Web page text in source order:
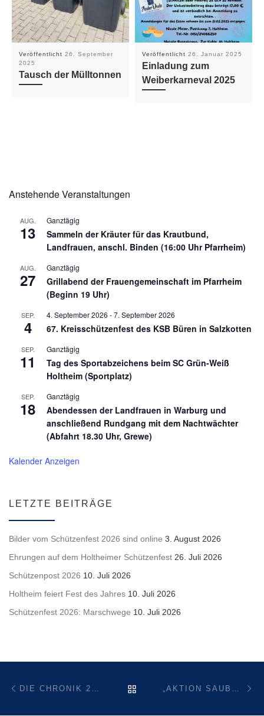
Veröffentlicht 26. September
2025
Tausch der Mülltonnen
Veröffentlicht 26. Januar 2025
Einladung zum
Weiberkarneval 2025
Anstehende Veranstaltungen
AUG.
13
Ganztägig
Sammeln der Kräuter für das Krautbund,
Landfrauen, anschl. Binden (16:00 Uhr Pfarrheim)
AUG.
27
Ganztägig
Grillabend der Frauengemeinschaft im Pfarrheim
(Beginn 19 Uhr)
SEP.
4
4. September 2026 -7. September 2026
67. Kreisschützenfest des KSB Büren in Salzkotten
SEP.
11
Ganztägig
Tag des Sportabzeichens beim SC Grün-Weiß
Holtheim (Sportplatz)
SEP.
18
Ganztägig
Abendessen der Landfrauen in Warburg und
anschließend Rundgang mit dem Nachtwächter
(Abfahrt 18.30 Uhr, Grewe)
Kalender Anzeigen
LETZTE BEITRÄGE
Bilder vom Schützenfest 2026 sind online 3. August 2026
Ehrungen auf dem Holtheimer Schützenfest 26. Juli 2026
Schützenpost 2026 10. Juli 2026
Holtheim feiert Fest des Jahres 10. Juli 2026
Schützenfest 2026: Marschwege 10. Juli 2026
BeitragsnavigationZURÜCK ZUR